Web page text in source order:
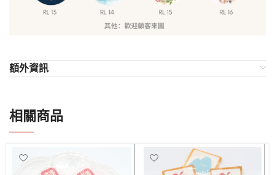
額外資訊
相關商品